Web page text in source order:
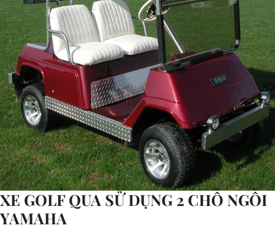
XE GOLF QUA SỬ DỤNG 2 CHỖ NGỒI
YAMAHA